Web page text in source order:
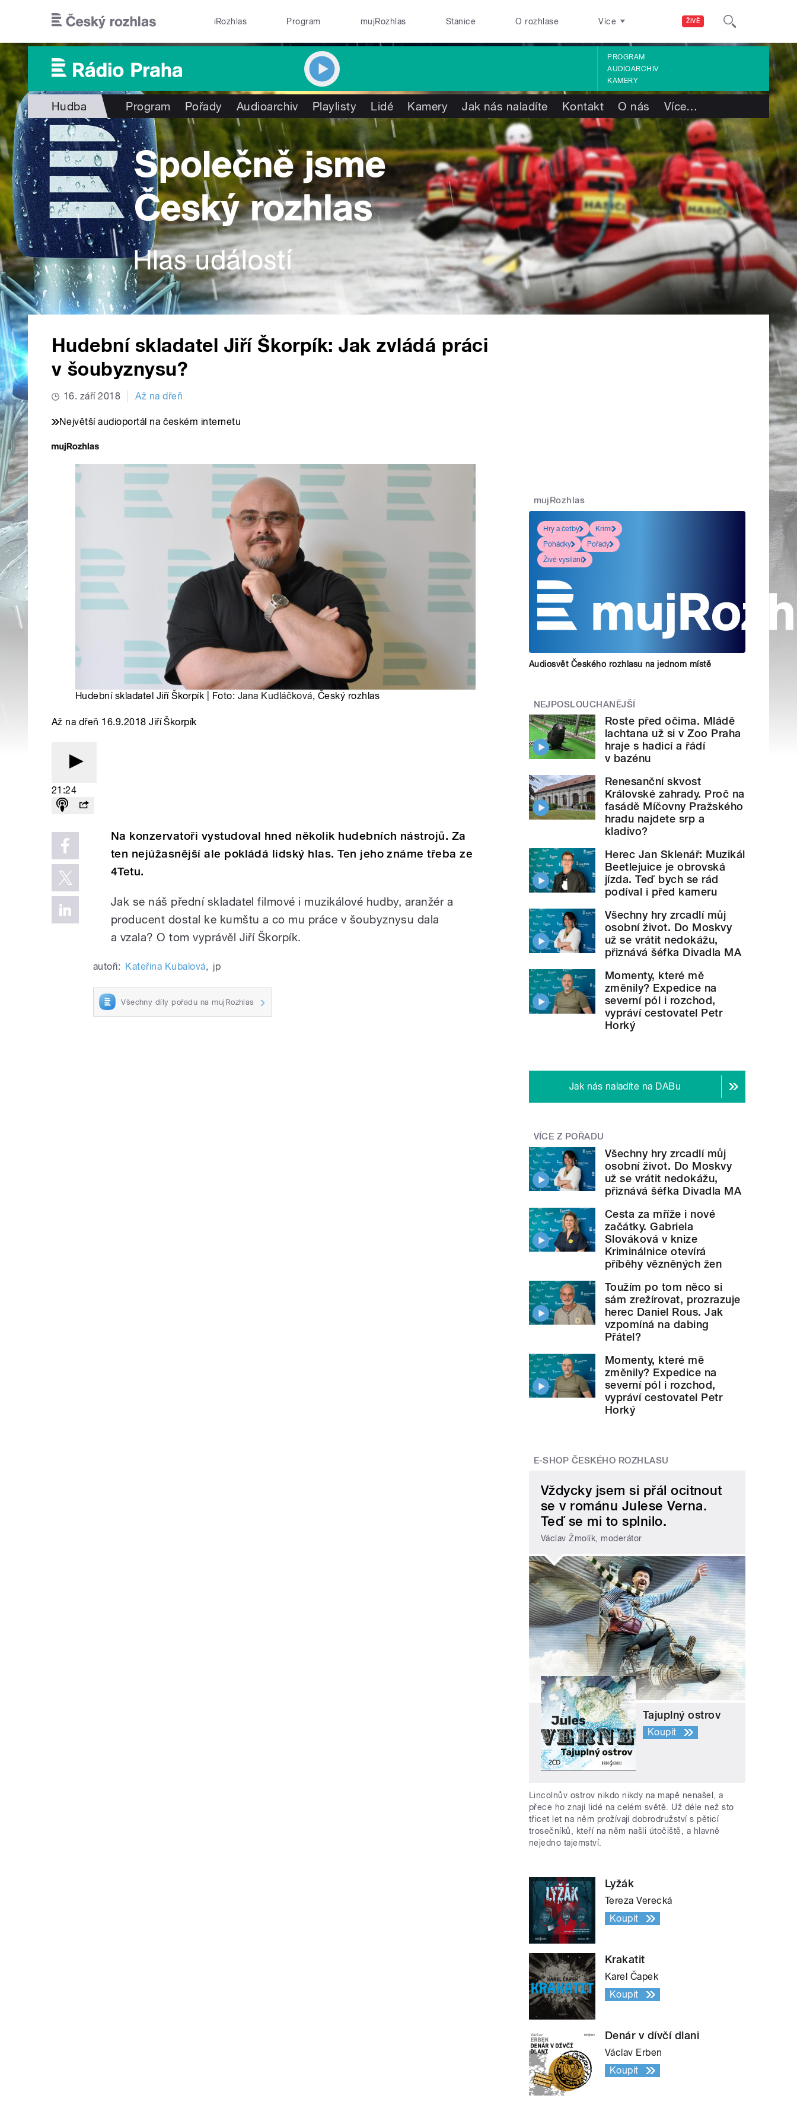
ŽIVĚ
iRozhlas Program mujRozhlas Stanice O rozhlase Více
PROGRAM
AUDIOARCHIV
KAMERY
Hudba Program Pořady Audioarchiv Playlisty Lidé Kamery Jak nás naladíte Kontakt O nás Více…
Hudební skladatel Jiří Škorpík: Jak zvládá práci
v šoubyznysu?
16. září 2018 Až na dřeň
Největší audioportál na českém internetu
Hudební skladatel Jiří Škorpík | Foto: Jana Kudláčková, Český rozhlas
Až na dřeň 16.9.2018 Jiří Škorpík
21:24
Na konzervatoři vystudoval hned několik hudebních nástrojů. Za
ten nejúžasnější ale pokládá lidský hlas. Ten jeho známe třeba ze
4Tetu.
Jak se náš přední skladatel filmové i muzikálové hudby, aranžér a
producent dostal ke kumštu a co mu práce v šoubyznysu dala
a vzala? O tom vyprávěl Jiří Škorpík.
autoři: Kateřina Kubalová, jp
Všechny díly pořadu na mujRozhlas
mujRozhlas
Hry a četby
Krimi
Pohádky
Pořady
Živé vysílání
Audiosvět Českého rozhlasu na jednom místě
NEJPOSLOUCHANĚJŠÍ
Roste před očima. Mládě
lachtana už si v Zoo Praha
hraje s hadicí a řádí
v bazénu
Renesanční skvost
Královské zahrady. Proč na
fasádě Míčovny Pražského
hradu najdete srp a
kladivo?
Herec Jan Sklenář: Muzikál
Beetlejuice je obrovská
jízda. Teď bych se rád
podíval i před kameru
Všechny hry zrcadlí můj
osobní život. Do Moskvy
už se vrátit nedokážu,
přiznává šéfka Divadla MA
Momenty, které mě
změnily? Expedice na
severní pól i rozchod,
vypráví cestovatel Petr
Horký
Jak nás naladíte na DABu
VÍCE Z POŘADU
Všechny hry zrcadlí můj
osobní život. Do Moskvy
už se vrátit nedokážu,
přiznává šéfka Divadla MA
Cesta za mříže i nové
začátky. Gabriela
Slováková v knize
Kriminálnice otevírá
příběhy vězněných žen
Toužím po tom něco si
sám zrežírovat, prozrazuje
herec Daniel Rous. Jak
vzpomíná na dabing
Přátel?
Momenty, které mě
změnily? Expedice na
severní pól i rozchod,
vypráví cestovatel Petr
Horký
E-SHOP ČESKÉHO ROZHLASU
Vždycky jsem si přál ocitnout
se v románu Julese Verna.
Teď se mi to splnilo.
Václav Žmolík, moderátor
Tajuplný ostrov
Koupit
Lincolnův ostrov nikdo nikdy na mapě nenašel, a
přece ho znají lidé na celém světě. Už déle než sto
třicet let na něm prožívají dobrodružství s pěticí
trosečníků, kteří na něm našli útočiště, a hlavně
nejedno tajemství.
Lyžák
Tereza Verecká
Koupit
Krakatit
Karel Čapek
Koupit
Denár v dívčí dlani
Václav Erben
Koupit